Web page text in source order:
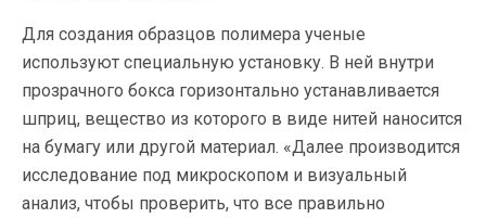
Для создания образцов полимера ученые
используют специальную установку. В ней внутри
прозрачного бокса горизонтально устанавливается
шприц, вещество из которого в виде нитей наносится
на бумагу или другой материал. «Далее производится
исследование под микроскопом и визуальный
анализ, чтобы проверить, что все правильно